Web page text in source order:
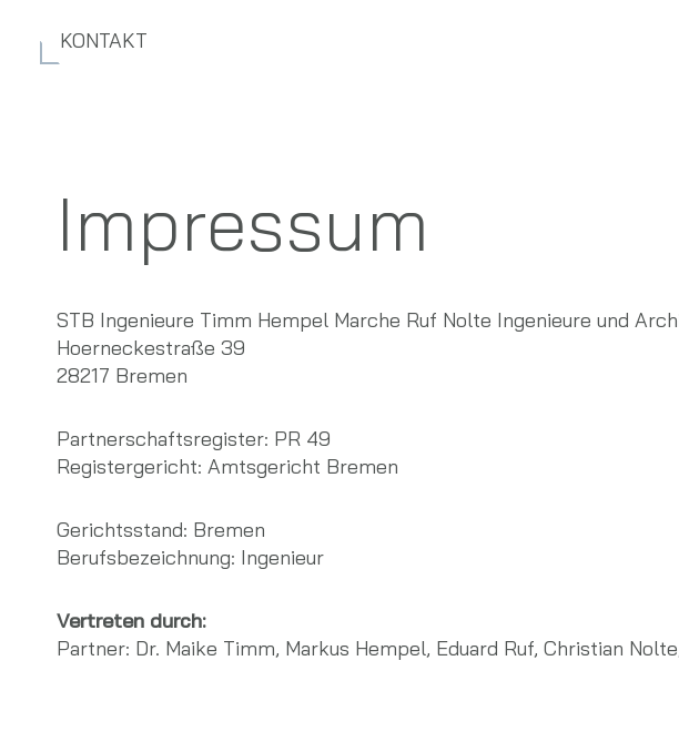
Inhalt
springen
KONTAKT
Impressum
STB Ingenieure Timm Hempel Marche Ruf Nolte Ingenieure und
Hoerneckestraße 39
28217 Bremen
Partnerschaftsregister: PR 49
Registergericht: Amtsgericht Bremen
Gerichtsstand: Bremen
Berufsbezeichnung: Ingenieur
Vertreten durch:
Partner: Dr. Maike Timm, Markus Hempel, Eduard Ruf, Christian